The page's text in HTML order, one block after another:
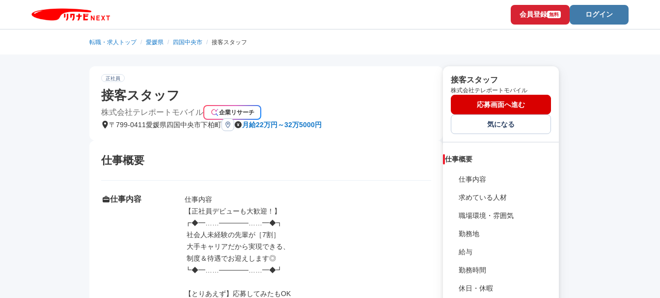
会員登録 無料 ログイン
転職・求人トップ / 愛媛県 / 四国中央市 / 接客スタッフ
正社員
接客スタッフ
株式会社テレポートモバイル 企業リサーチ
〒799-0411愛媛県四国中央市下柏町 月給22万円～32万5000円
仕事概要
仕事内容
仕事内容
【正社員デビューも大歓迎！】
┏◆━……──────……━◆┓
┗◆━……──────……━◆┛
【とりあえず】応募してみたもOK
接客スタッフ
株式会社テレポートモバイル
応募画面へ進む
気になる
仕事概要
仕事内容
求めている人材
職場環境・雰囲気
勤務地
給与
勤務時間
休日・休暇